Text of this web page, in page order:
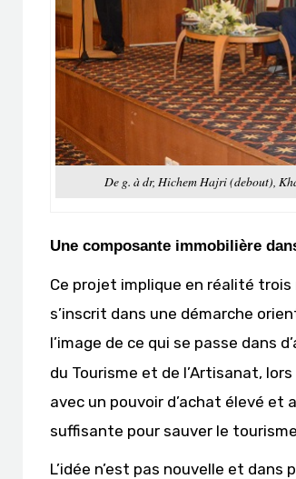
De g. à dr, Hichem Hajri (debout),
Une composante immobilière
Ce projet implique en réalité trois
s’inscrit dans une démarche
l’image de ce qui se passe dans
du Tourisme et de l’Artisanat,
avec un pouvoir d’achat élevé et
suffisante pour sauver le
L’idée n’est pas nouvelle et